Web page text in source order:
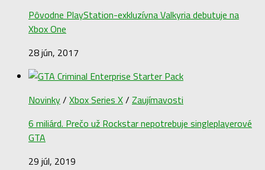
Pôvodne PlayStation-exkluzívna Valkyria debutuje na
Xbox One
28 jún, 2017
Novinky/ Xbox Series X/ Zaujímavosti
6 miliárd. Prečo už Rockstar nepotrebuje singleplayerové
GTA
29 júl, 2019